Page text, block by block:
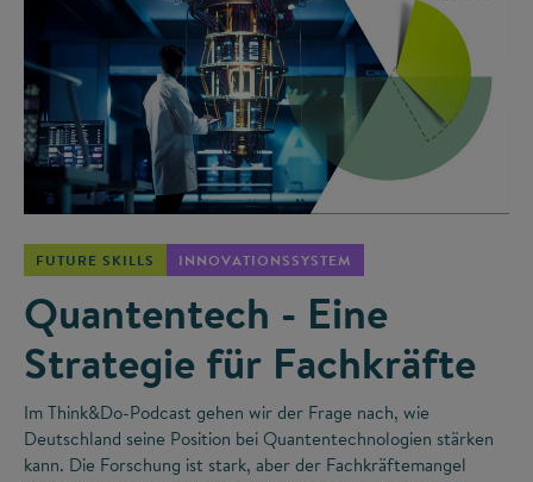
FUTURE SKILLS INNOVATIONSSYSTEM
Quantentech - Eine
Strategie für Fachkräfte
Im Think&Do-Podcast gehen wir der Frage nach, wie
Deutschland seine Position bei Quantentechnologien stärken
kann. Die Forschung ist stark, aber der Fachkräftemangel